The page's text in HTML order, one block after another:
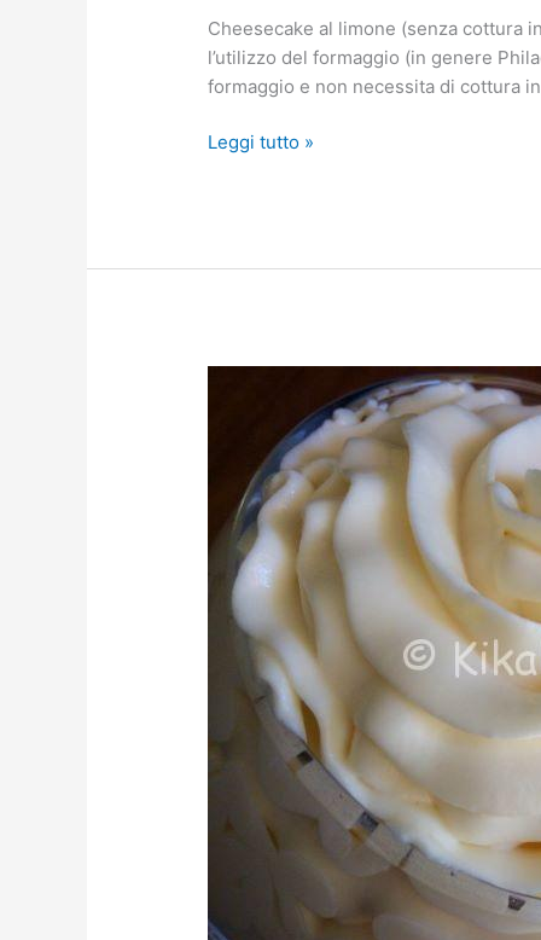
Cheesecake al limone (senza cottura
l’utilizzo del formaggio (in genere
formaggio e non necessita di cottura
Leggi tutto »
chantilly
all’italiana)